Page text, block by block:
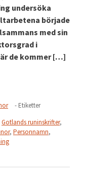
undersöka
började
med sin
i
de kommer […]
- Etiketter
Gotlands runinskrifter,
, Personnamn,